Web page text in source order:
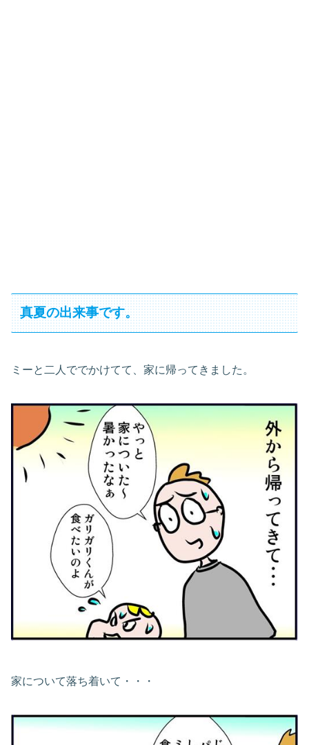
真夏の出来事です。
ミーと二人ででかけてて、家に帰ってきました。
家について落ち着いて・・・